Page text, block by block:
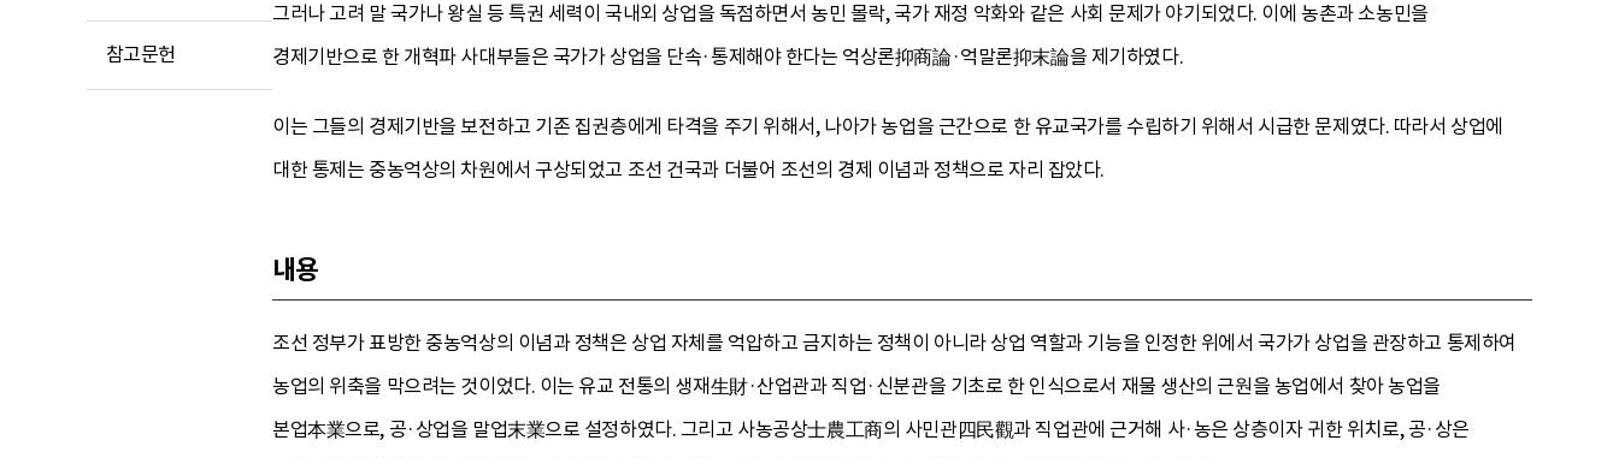
참고문헌
그러나 고려 말 국가나 왕실 등 특권 세력이 국내외 상업을 독점하면서 농민 몰락, 국가 재정 악화와 같은 사회 문제가 야기되었다. 이에 농촌과 소농민을
경제기반으로 한 개혁파 사대부들은 국가가 상업을 단속·통제해야 한다는 억상론抑商論·억말론抑末論을 제기하였다.
이는 그들의 경제기반을 보전하고 기존 집권층에게 타격을 주기 위해서, 나아가 농업을 근간으로 한 유교국가를 수립하기 위해서 시급한 문제였다. 따라서 상업에
대한 통제는 중농억상의 차원에서 구상되었고 조선 건국과 더불어 조선의 경제 이념과 정책으로 자리 잡았다.
내용
조선 정부가 표방한 중농억상의 이념과 정책은 상업 자체를 억압하고 금지하는 정책이 아니라 상업 역할과 기능을 인정한 위에서 국가가 상업을 관장하고 통제하여
농업의 위축을 막으려는 것이었다. 이는 유교 전통의 생재生財·산업관과 직업·신분관을 기초로 한 인식으로서 재물 생산의 근원을 농업에서 찾아 농업을
본업本業으로, 공·상업을 말업末業으로 설정하였다. 그리고 사농공상士農工商의 사민관四民觀과 직업관에 근거해 사·농은 상층이자 귀한 위치로, 공·상은